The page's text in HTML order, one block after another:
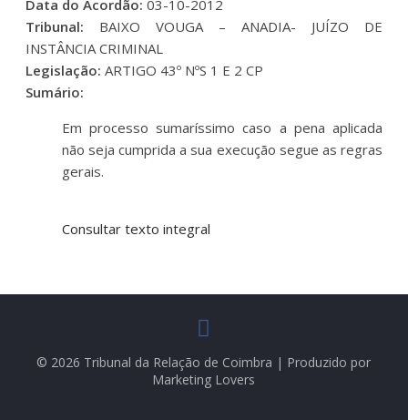
Data do Acordão:03-10-2012
Tribunal: BAIXO VOUGA – ANADIA- JUÍZO DE
INSTÂNCIA CRIMINAL
Legislação: ARTIGO 43º NºS 1 E 2 CP
Sumário:
Em processo sumaríssimo caso a pena aplicada
não seja cumprida a sua execução segue as regras
gerais.
Consultar texto integral
© 2026 Tribunal da Relação de Coimbra | Produzido por
Marketing Lovers